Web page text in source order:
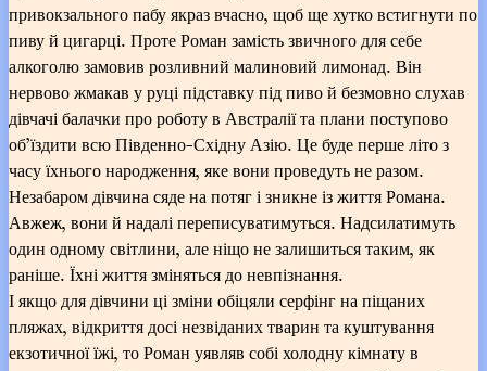
привокзального пабу якраз вчасно, щоб ще хутко встигнути по
пиву й цигарці. Проте Роман замість звичного для себе
алкоголю замовив розливний малиновий лимонад. Він
нервово жмакав у руці підставку під пиво й безмовно слухав
дівчачі балачки про роботу в Австралії та плани поступово
об’їздити всю Південно-Східну Азію. Це буде перше літо з
часу їхнього народження, яке вони проведуть не разом.
Незабаром дівчина сяде на потяг і зникне із життя Романа.
Авжеж, вони й надалі переписуватимуться. Надсилатимуть
один одному світлини, але ніщо не залишиться таким, як
раніше. Їхні життя зміняться до невпізнання.
І якщо для дівчини ці зміни обіцяли серфінг на піщаних
пляжах, відкриття досі незвіданих тварин та куштування
екзотичної їжі, то Роман уявляв собі холодну кімнату в